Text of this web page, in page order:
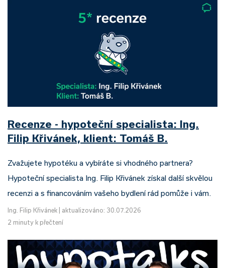
Recenze - hypoteční specialista: Ing.
Filip Křivánek, klient: Tomáš B.
Zvažujete hypotéku a vybíráte si vhodného partnera?
Hypoteční specialista Ing. Filip Křivánek získal další skvělou
recenzi a s financováním vašeho bydlení rád pomůže i vám.
Ing. Filip Křivánek
aktualizováno: 30.07.2026
2 minuty k přečtení